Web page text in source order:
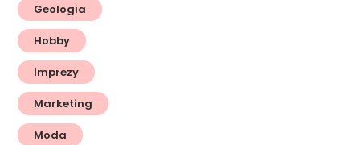
Geologia
Hobby
Imprezy
Marketing
Moda